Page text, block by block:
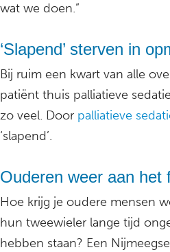
wat we doen.”
‘Slapend’ sterven in
Bij ruim een kwart van alle
patiënt thuis palliatieve
zo veel. Door palliatieve
‘slapend’.
Ouderen weer aan het
Hoe krijg je oudere mensen
hun tweewieler lange tijd
hebben staan? Een